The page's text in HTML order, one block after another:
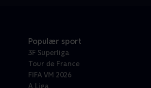
Populær sport
3F Superliga
Tour de France
FIFA VM 2026
A Liga